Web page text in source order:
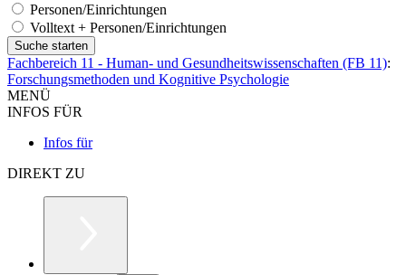
Personen/Einrichtungen
Volltext + Personen/Einrichtungen
Fachbereich 11 - Human- und Gesundheitswissenschaften (FB 11):
Forschungsmethoden und Kognitive Psychologie
MENÜ
INFOS FÜR
Infos für
DIREKT ZU